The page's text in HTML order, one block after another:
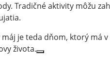
Tradičné aktivity môžu
máj je teda dňom, ktorý má
života.